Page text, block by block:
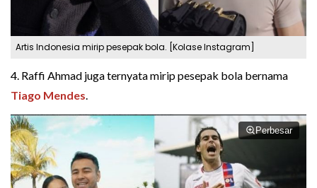
Artis Indonesia mirip pesepak bola. [Kolase Instagram]
4. Raffi Ahmad juga ternyata mirip pesepak bola bernama
Tiago Mendes
Perbesar